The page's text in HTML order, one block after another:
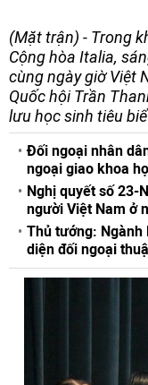
(Mặt trận) - Trong
Cộng hòa Italia,
cùng ngày giờ Việt
Quốc hội Trần
lưu học sinh tiêu
Đối ngoại nhân
ngoại giao khoa
Nghị quyết số 23-
người Việt Nam ở
Thủ tướng: Ngành
diện đối ngoại